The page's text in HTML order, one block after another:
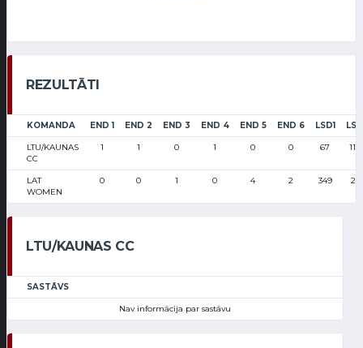
REZULTĀTI
KOMANDA END 1 END 2 END 3 END 4 END 5 END 6 LSD1
LTU/KAUNAS
CC
1 1 0 1 0 0 67
LAT
WOMEN
0 0 1 0 4 2 349
LTU/KAUNAS CC
SASTĀVS
Nav informācija par sastāvu